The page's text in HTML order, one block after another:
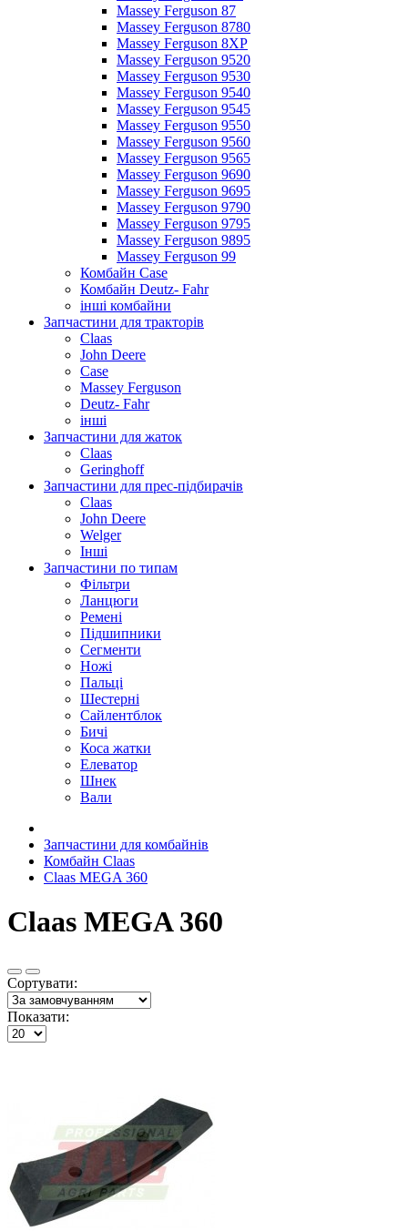
Massey Ferguson 87
Massey Ferguson 8780
Massey Ferguson 8XP
Massey Ferguson 9520
Massey Ferguson 9530
Massey Ferguson 9540
Massey Ferguson 9545
Massey Ferguson 9550
Massey Ferguson 9560
Massey Ferguson 9565
Massey Ferguson 9690
Massey Ferguson 9695
Massey Ferguson 9790
Massey Ferguson 9795
Massey Ferguson 9895
Massey Ferguson 99
Комбайн Case
Комбайн Deutz- Fahr
інші комбайни
Запчастини для тракторів
Claas
John Deere
Case
Massey Ferguson
Deutz- Fahr
інші
Запчастини для жаток
Claas
Geringhoff
Запчастини для прес-підбирачів
Claas
John Deere
Welger
Інші
Запчастини по типам
Фільтри
Ланцюги
Ремені
Підшипники
Сегменти
Ножі
Пальці
Шестерні
Сайлентблок
Бичі
Коса жатки
Елеватор
Шнек
Вали
Запчастини для комбайнів
Комбайн Claas
Claas MEGA 360
Claas MEGA 360
Сортувати:
Показати: